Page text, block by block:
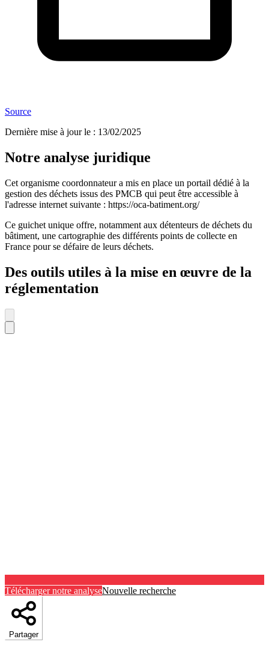
Source
Dernière mise à jour le : 13/02/2025
Notre analyse juridique
Cet organisme coordonnateur a mis en place un portail dédié à la
gestion des déchets issus des PMCB qui peut être accessible à
l'adresse internet suivante : https://oca-batiment.org/
Ce guichet unique offre, notamment aux détenteurs de déchets du
bâtiment, une cartographie des différents points de collecte en
France pour se défaire de leurs déchets.
Des outils utiles à la mise en œuvre de la
réglementation
Télécharger notre analyseNouvelle recherche
Partager